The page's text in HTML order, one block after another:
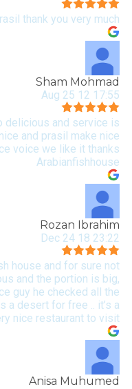
thank you very much
Sham Mohmad
17:55 12 Aug 25
delicious and service is
and prasil make nice
voice we like it thanks
Arabianfishhouse
Rozan Ibrahim
23:22 18 Dec 24
house and for sure not
and the portion is big,
guy he checked all the
a desert for free .. it’s a
nice restaurant to visit✨
Anisa Muhumed